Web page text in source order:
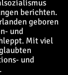
berichten.
geboren
und
Mit viel
und